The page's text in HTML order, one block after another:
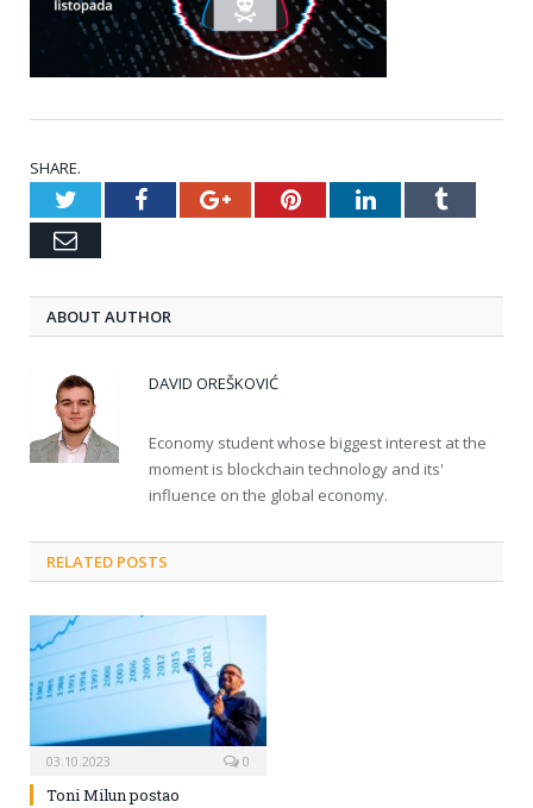
SHARE.
TwitterFacebookGoogle+PinterestLinkedInTumblr
Email
ABOUT AUTHOR
DAVID OREŠKOVIĆ
Economy student whose biggest interest at the
moment is blockchain technology and its'
influence on the global economy.
RELATED POSTS
03.10.2023 0
Toni Milun postao